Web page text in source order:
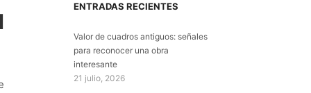
ENTRADAS RECIENTES
Valor de cuadros antiguos: señales
para reconocer una obra
interesante
21 julio, 2026